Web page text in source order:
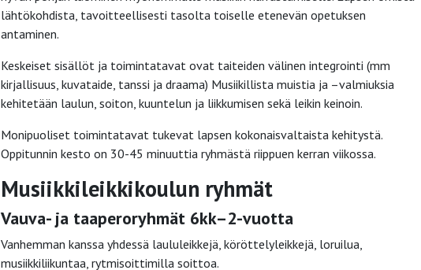
lähtökohdista, tavoitteellisesti tasolta toiselle etenevän opetuksen
antaminen.
Keskeiset sisällöt ja toimintatavat ovat taiteiden välinen integrointi (mm
kirjallisuus, kuvataide, tanssi ja draama) Musiikillista muistia ja –valmiuksia
kehitetään laulun, soiton, kuuntelun ja liikkumisen sekä leikin keinoin.
Monipuoliset toimintatavat tukevat lapsen kokonaisvaltaista kehitystä.
Oppitunnin kesto on 30-45 minuuttia ryhmästä riippuen kerran viikossa.
Musiikkileikkikoulun ryhmät
Vauva- ja taaperoryhmät 6kk–2-vuotta
Vanhemman kanssa yhdessä laululeikkejä, köröttelyleikkejä, loruilua,
musiikkiliikuntaa, rytmisoittimilla soittoa.